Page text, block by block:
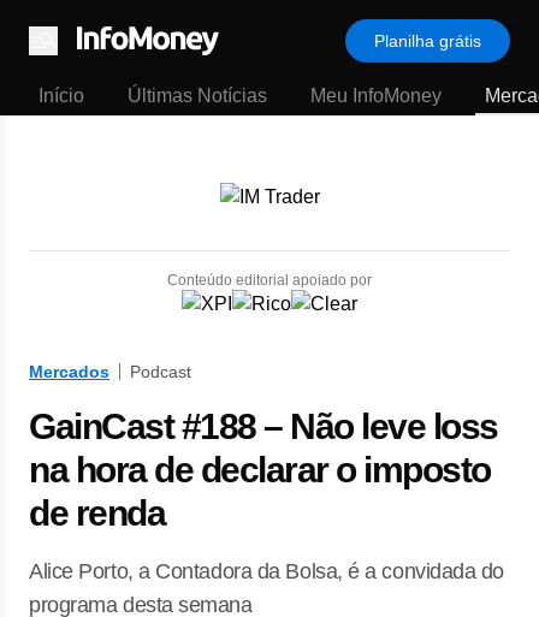
Menu
Planilha grátis
Início Últimas Notícias Meu InfoMoney
Conteúdo editorial apoiado por
Mercados Podcast
GainCast #188 – Não leve loss
na hora de declarar o imposto
de renda
Alice Porto, a Contadora da Bolsa, é a convidada do
programa desta semana